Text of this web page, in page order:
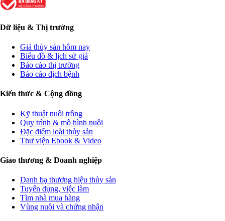
Dữ liệu & Thị trường
Giá thủy sản hôm nay
Biểu đồ & lịch sử giá
Báo cáo thị trường
Báo cáo dịch bệnh
Kiến thức & Cộng đồng
Kỹ thuật nuôi trồng
Quy trình & mô hình nuôi
Đặc điểm loài thủy sản
Thư viện Ebook & Video
Giao thương & Doanh nghiệp
Danh bạ thương hiệu thủy sản
Tuyển dụng, việc làm
Tìm nhà mua hàng
Vùng nuôi và chứng nhận